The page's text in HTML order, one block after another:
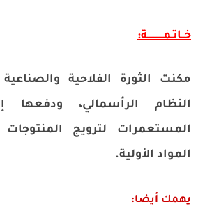
خــاتـمـــــــــــة:
مكنت الثورة الفلاحية
النظام الرأسمالي،
المستعمرات لترويج
المواد الأولية.
يهمك أيضا: